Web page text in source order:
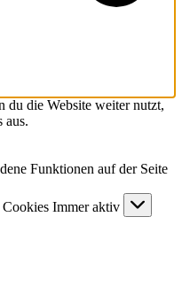
du die Website weiter nutzt,
aus.
Funktionen auf der Seite
Immer aktiv